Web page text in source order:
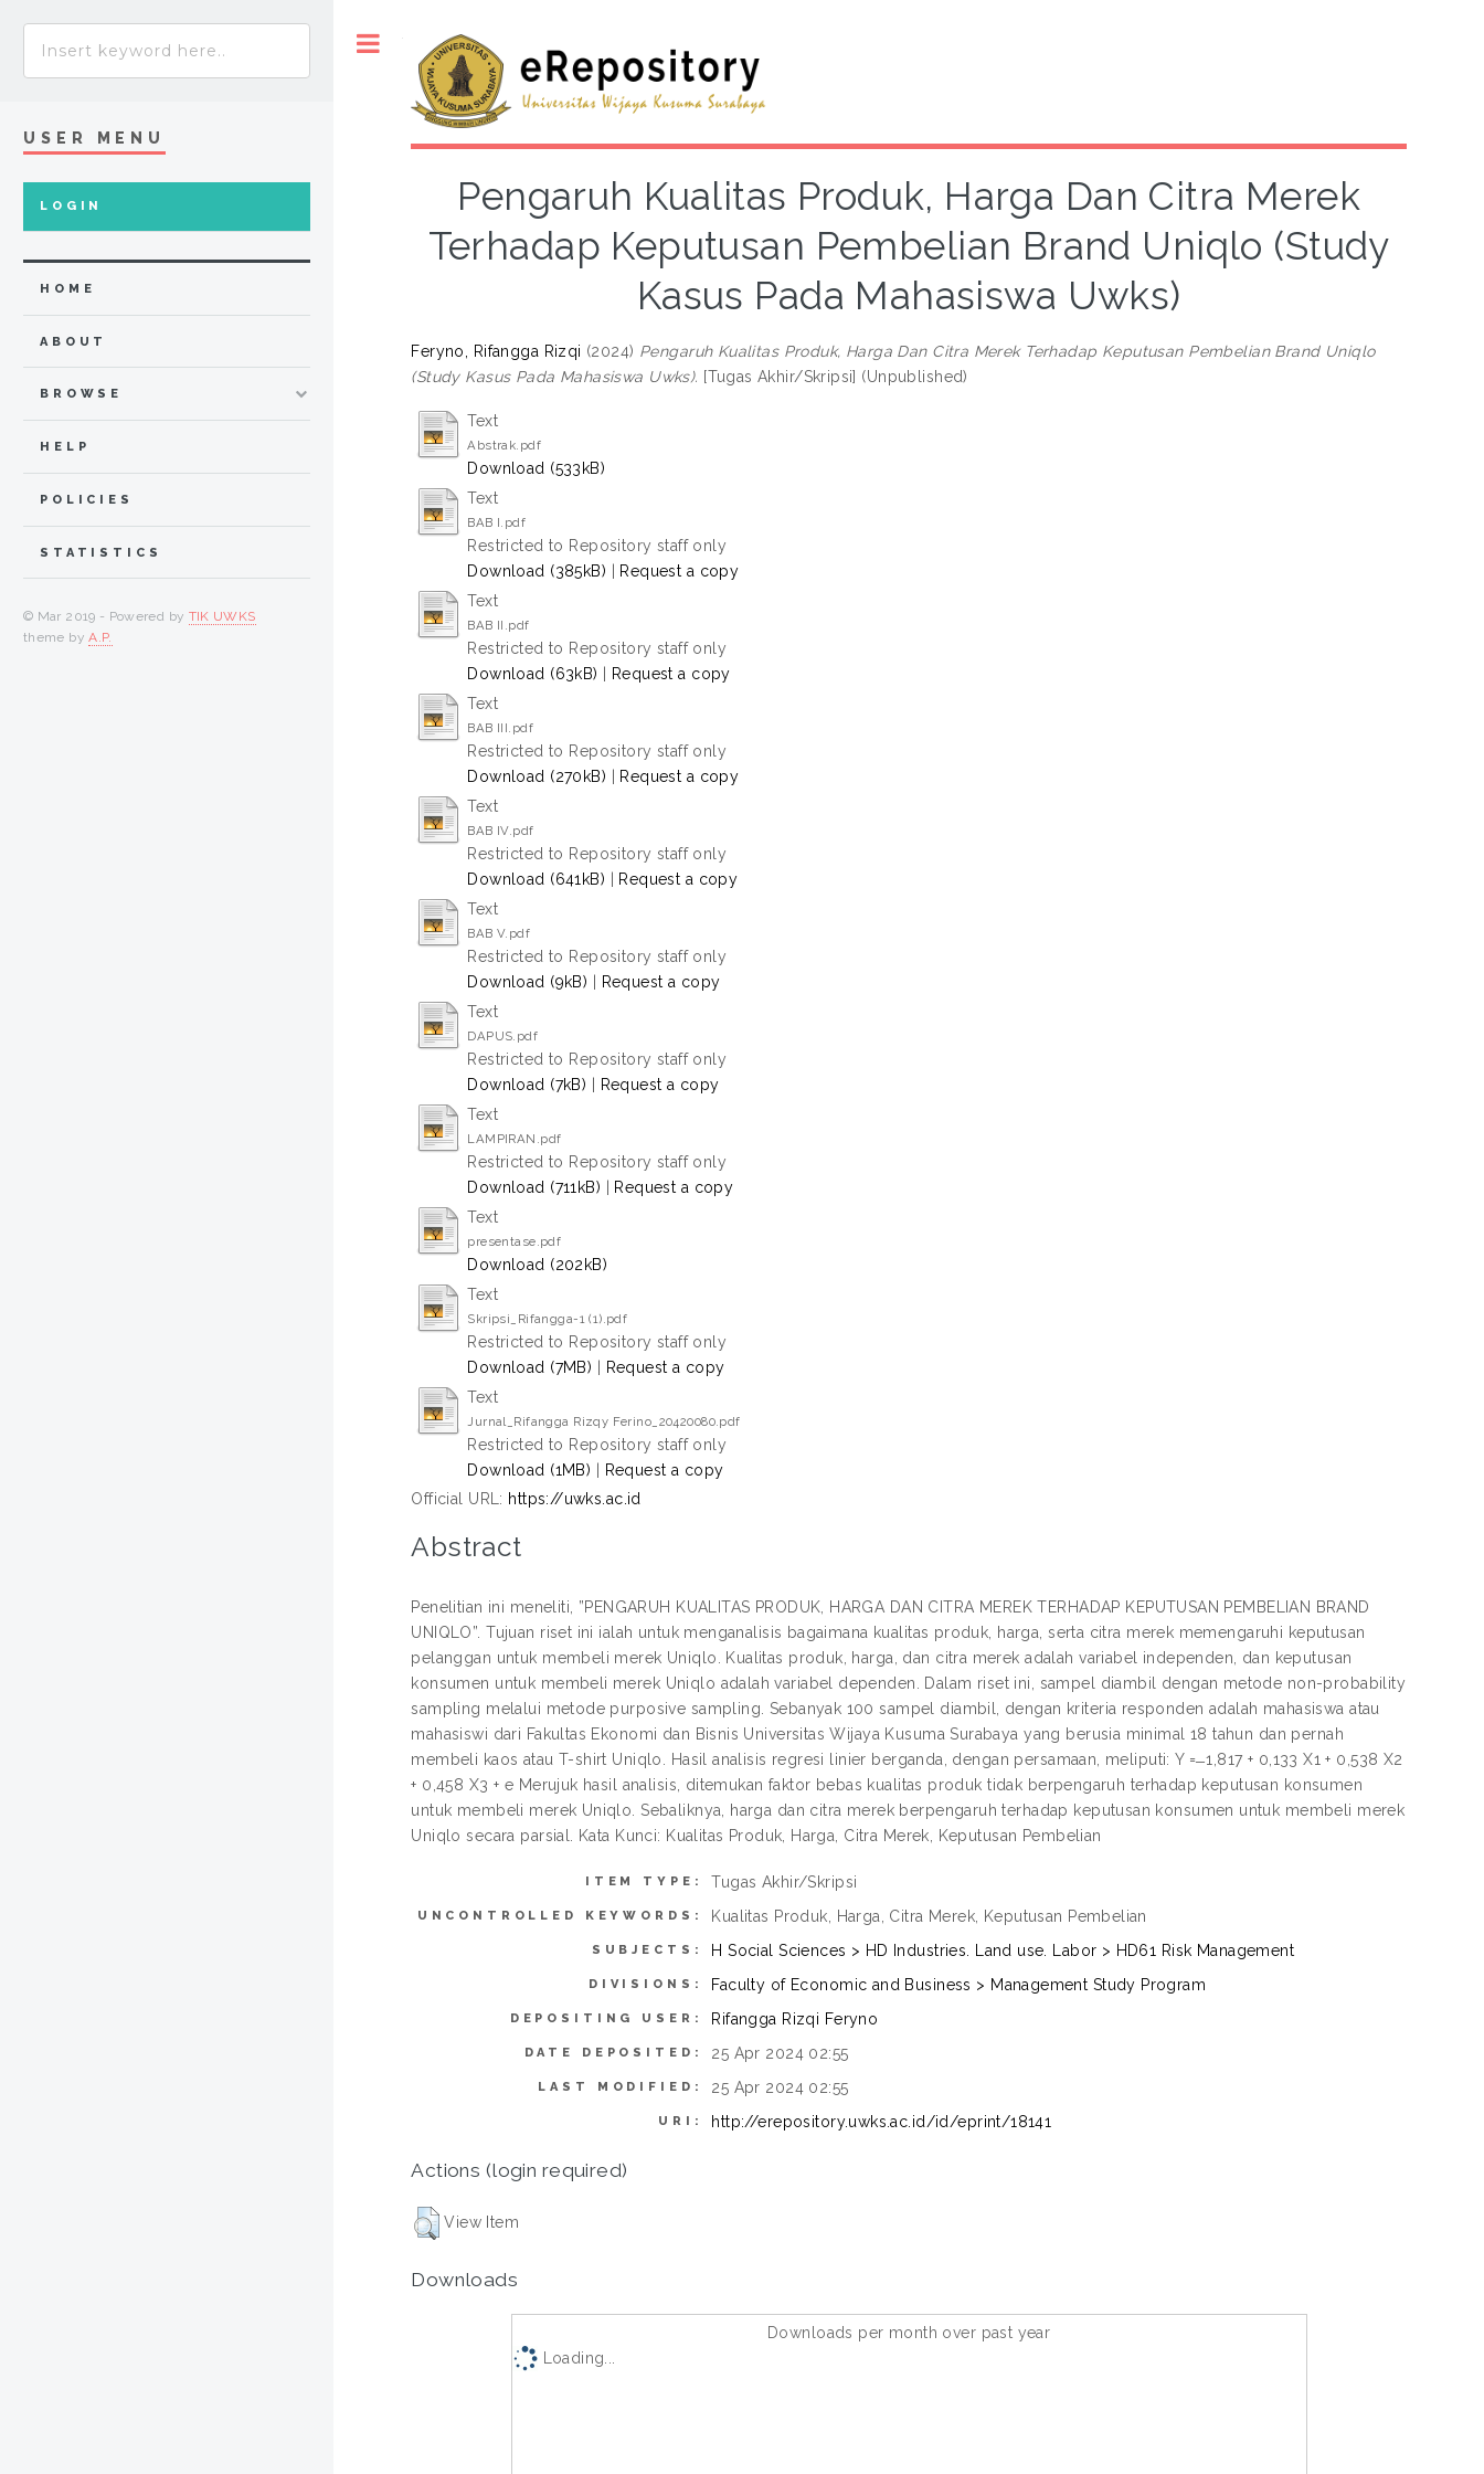
Pengaruh Kualitas Produk, Harga Dan Citra Merek
Terhadap Keputusan Pembelian Brand Uniqlo (Study
Kasus Pada Mahasiswa Uwks)
Feryno, Rifangga Rizqi (2024) Pengaruh Kualitas Produk, Harga Dan Citra Merek Terhadap Keputusan Pembelian Brand Uniqlo
(Study Kasus Pada Mahasiswa Uwks). [Tugas Akhir/Skripsi] (Unpublished)
Text
Abstrak.pdf
Download (533kB)
Text
BAB I.pdf
Restricted to Repository staff only
Download (385kB)
Request a copy
Text
BAB II.pdf
Restricted to Repository staff only
Download (63kB)
Request a copy
Text
BAB III.pdf
Restricted to Repository staff only
Download (270kB)
Request a copy
Text
BAB IV.pdf
Restricted to Repository staff only
Download (641kB)
Request a copy
Text
BAB V.pdf
Restricted to Repository staff only
Download (9kB)
Request a copy
Text
DAPUS.pdf
Restricted to Repository staff only
Download (7kB)
Request a copy
Text
LAMPIRAN.pdf
Restricted to Repository staff only
Download (711kB)
Request a copy
Text
presentase.pdf
Download (202kB)
Text
Skripsi_Rifangga-1 (1).pdf
Restricted to Repository staff only
Download (7MB)
Request a copy
Text
Jurnal_Rifangga Rizqy Ferino_20420080.pdf
Restricted to Repository staff only
Download (1MB)
Request a copy
Official URL: https://uwks.ac.id
Abstract
Penelitian ini meneliti, ”PENGARUH KUALITAS PRODUK, HARGA DAN CITRA MEREK TERHADAP KEPUTUSAN PEMBELIAN BRAND
UNIQLO”. Tujuan riset ini ialah untuk menganalisis bagaimana kualitas produk, harga, serta citra merek memengaruhi keputusan
pelanggan untuk membeli merek Uniqlo. Kualitas produk, harga, dan citra merek adalah variabel independen, dan keputusan
konsumen untuk membeli merek Uniqlo adalah variabel dependen. Dalam riset ini, sampel diambil dengan metode non-probability
sampling melalui metode purposive sampling. Sebanyak 100 sampel diambil, dengan kriteria responden adalah mahasiswa atau
mahasiswi dari Fakultas Ekonomi dan Bisnis Universitas Wijaya Kusuma Surabaya yang berusia minimal 18 tahun dan pernah
membeli kaos atau T-shirt Uniqlo. Hasil analisis regresi linier berganda, dengan persamaan, meliputi: Y = ̶ 1,817 + 0,133 X1 + 0,538 X2
+ 0,458 X3 + e Merujuk hasil analisis, ditemukan faktor bebas kualitas produk tidak berpengaruh terhadap keputusan konsumen
untuk membeli merek Uniqlo. Sebaliknya, harga dan citra merek berpengaruh terhadap keputusan konsumen untuk membeli merek
Uniqlo secara parsial. Kata Kunci: Kualitas Produk, Harga, Citra Merek, Keputusan Pembelian
ITEM TYPE: Tugas Akhir/Skripsi
UNCONTROLLED KEYWORDS: Kualitas Produk, Harga, Citra Merek, Keputusan Pembelian
SUBJECTS: H Social Sciences > HD Industries. Land use. Labor > HD61 Risk Management
DIVISIONS: Faculty of Economic and Business > Management Study Program
DEPOSITING USER: Rifangga Rizqi Feryno
DATE DEPOSITED: 25 Apr 2024 02:55
LAST MODIFIED: 25 Apr 2024 02:55
URI: http://erepository.uwks.ac.id/id/eprint/18141
Actions (login required)
View Item
Downloads
Downloads per month over past year
Loading...
USER MENU
LOGIN
HOME
ABOUT
BROWSE
HELP
POLICIES
STATISTICS
© Mar 2019 - Powered by TIK UWKS
theme byA.P.
Toggle